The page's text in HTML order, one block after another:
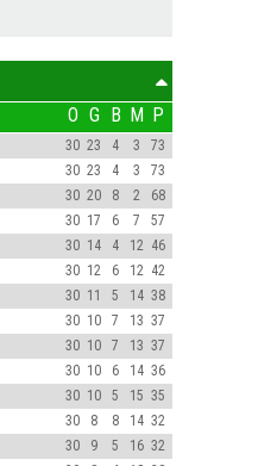
O G B M P
30 23 4 3
73
30 23 4 3
73
30 20 8 2
68
30 17 6 7
57
30 14 4 12 46
30 12 6 12 42
30 11 5 14 38
30 10 7 13 37
30 10 7 13 37
30 10 6 14 36
30 10 5 15 35
30 8 8 14 32
30 9 5 16 32